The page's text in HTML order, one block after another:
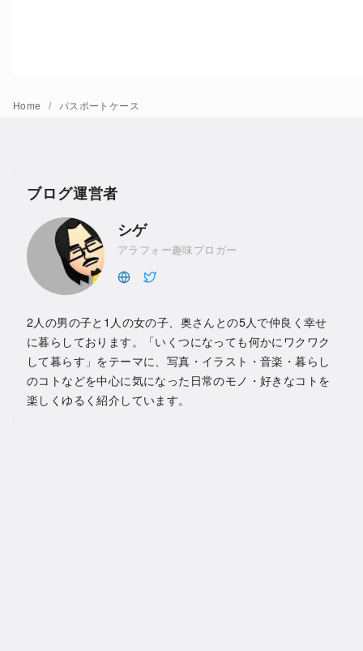
Home パスポートケース
ブログ運営者
シゲ
アラフォー趣味ブロガー
2人の男の子と1人の女の子、奥さんとの5人で仲良く幸せ
に暮らしております。「いくつになっても何かにワクワク
して暮らす」をテーマに、写真・イラスト・音楽・暮らし
のコトなどを中心に気になった日常のモノ・好きなコトを
楽しくゆるく紹介しています。